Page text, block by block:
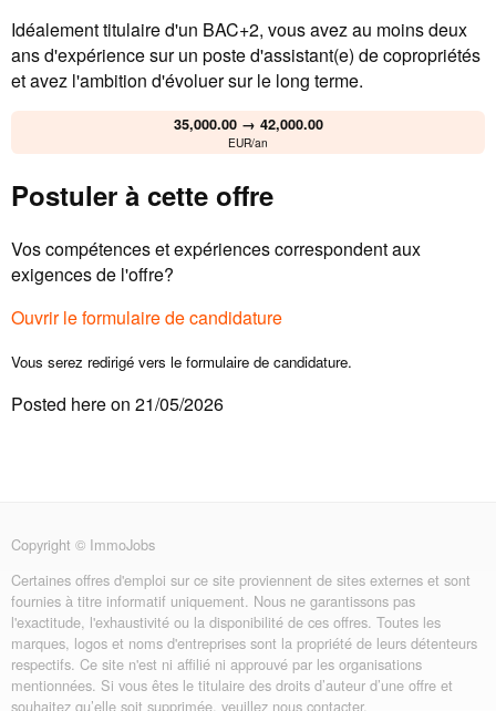
Idéalement titulaire d'un BAC+2, vous avez au moins deux
ans d'expérience sur un poste d'assistant(e) de copropriétés
et avez l'ambition d'évoluer sur le long terme.
35,000.00 → 42,000.00
EUR/an
Postuler à cette offre
Vos compétences et expériences correspondent aux
exigences de l'offre?
Ouvrir le formulaire de candidature
Vous serez redirigé vers le formulaire de candidature.
Posted here on 21/05/2026
Copyright © ImmoJobs
Certaines offres d'emploi sur ce site proviennent de sites externes et sont
fournies à titre informatif uniquement. Nous ne garantissons pas
l'exactitude, l'exhaustivité ou la disponibilité de ces offres. Toutes les
marques, logos et noms d'entreprises sont la propriété de leurs détenteurs
respectifs. Ce site n'est ni affilié ni approuvé par les organisations
mentionnées. Si vous êtes le titulaire des droits d’auteur d’une offre et
souhaitez qu’elle soit supprimée, veuillez nous contacter.